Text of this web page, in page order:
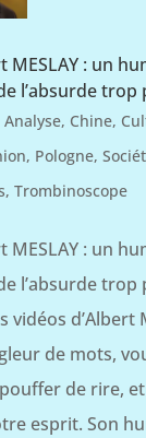
MESLAY : un
l’absurde trop
Analyse, Chine,
, Pologne,
, Trombinoscope
MESLAY : un
l’absurde trop
vidéos d’Albert
de mots,
de rire,
esprit. Son